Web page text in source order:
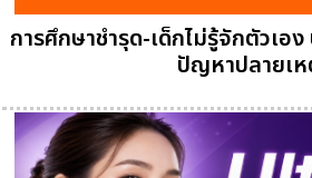
การศึกษาชำรุด-เด็กไม่รู้จักตัวเอ
ปัญหาปลายเ